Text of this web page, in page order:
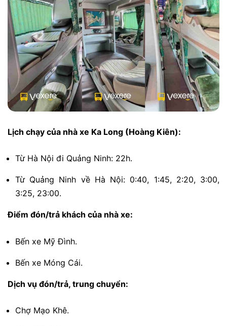
Lịch chạy của nhà xe Ka Long (Hoàng Kiên):
Từ Hà Nội đi Quảng Ninh: 22h.
Từ Quảng Ninh về Hà Nội: 0:40, 1:45, 2:20, 3:00,
3:25, 23:00.
Điểm đón/trả khách của nhà xe:
Bến xe Mỹ Đình.
Bến xe Móng Cái.
Dịch vụ đón/trả, trung chuyển:
Chợ Mạo Khê.